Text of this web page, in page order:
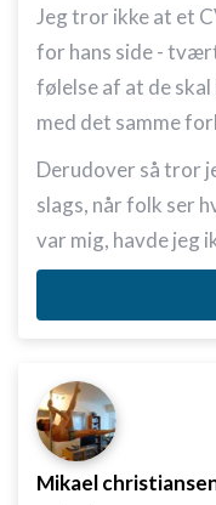
Jeg tror ikke at et
for hans side -
følelse af at de
med det samme
Derudover så tror
slags, når folk ser
var mig, havde jeg
Mikael